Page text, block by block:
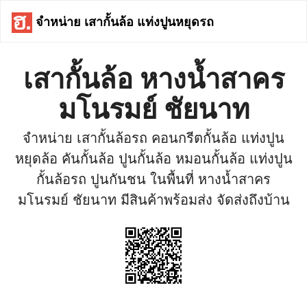
จำหน่าย เสากั้นล้อ แท่งปูนหยุดรถ
เสากั้นล้อ หางน้ำสาคร
มโนรมย์ ชัยนาท
จำหน่าย เสากั้นล้อรถ คอนกรีตกั้นล้อ แท่งปูน
หยุดล้อ คันกั้นล้อ ปูนกั้นล้อ หมอนกั้นล้อ แท่งปูน
กั้นล้อรถ ปูนกันชน ในพื้นที่ หางน้ำสาคร
มโนรมย์ ชัยนาท มีสินค้าพร้อมส่ง จัดส่งถึงบ้าน